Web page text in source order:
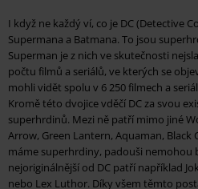
I když ne každý ví, co je DC (Detective
Supermana a Batmana. To jsou
Superman je z nich ve skutečnosti
počtu filmů a seriálů, ve kterých se
mohli vidět spolu v 6 250 filmech a
Kromě této dvojice vděčí DC za svou
superhrdinů. Mezi ně patří mimo jiné
Arrow, Green Lantern, Aquaman, Black
máme superhrdiny, padouši nemohou
nejoriginálnější od DC patří například
nebo Lex Luthor. Díky všem těmto